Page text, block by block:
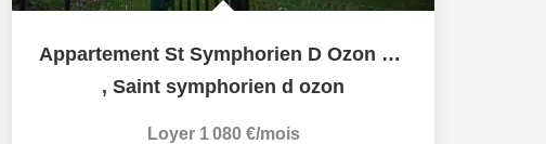
Appartement St Symphorien D Ozon 3 pièces
, Saint symphorien d ozon
Loyer 1 080 €/mois